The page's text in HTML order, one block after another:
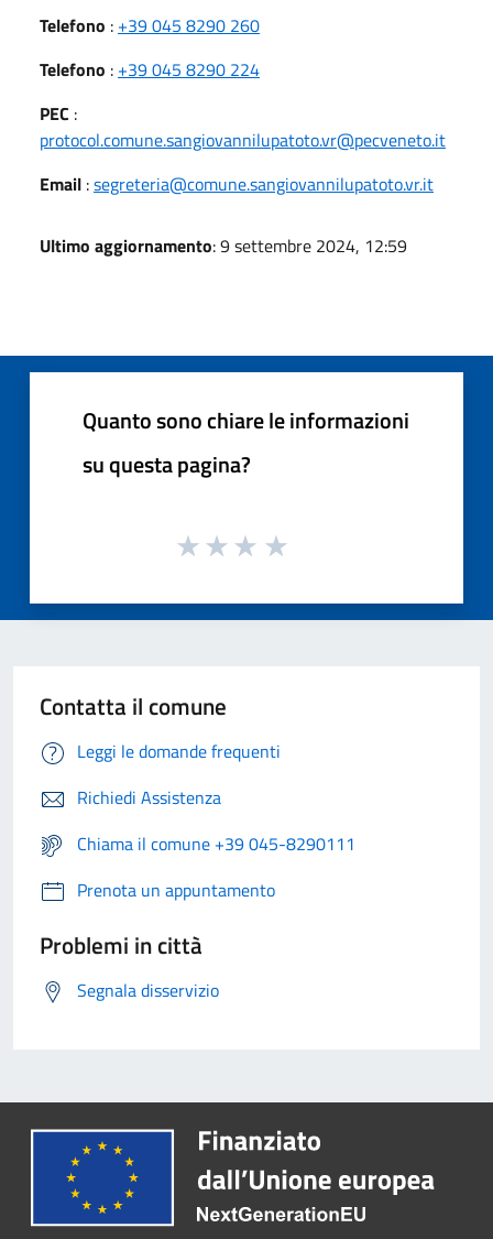
Telefono : +39 045 8290 260
Telefono : +39 045 8290 224
PEC :
protocol.comune.sangiovannilupatoto.vr@pecveneto.it
Email :segreteria@comune.sangiovannilupatoto.vr.it
Ultimo aggiornamento: 9 settembre 2024, 12:59
Quanto sono chiare le informazioni
su questa pagina?
Contatta il comune
Leggi le domande frequenti
Richiedi Assistenza
Chiama il comune +39 045-8290111
Prenota un appuntamento
Problemi in città
Segnala disservizio